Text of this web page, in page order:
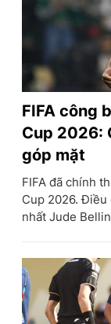
FIFA công
Cup 2026:
góp mặt
FIFA đã chính
Cup 2026. Điều
nhất Jude